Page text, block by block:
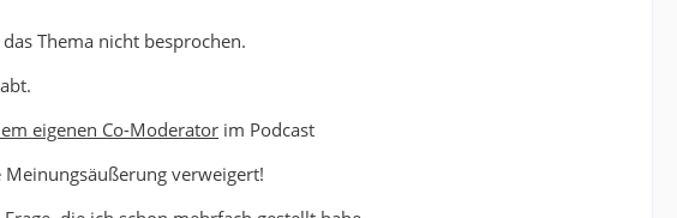
Thema nicht besprochen.
eigenen Co-Moderator im Podcast
verweigert!